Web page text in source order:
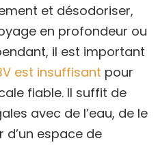
et désodoriser,
en profondeur ou
il est important
est insuffisant pour
fiable. Il suffit de
avec de l’eau, de le
espace de